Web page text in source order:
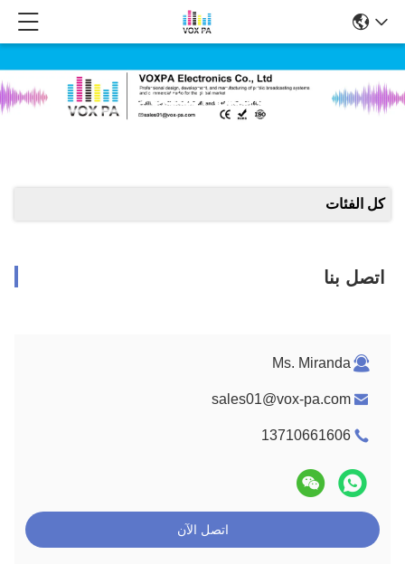
تفاصيل المنتجات
كل الفئات
اتصل بنا
Ms. Miranda
sales01@vox-pa.com
13710661606
اتصل الآن